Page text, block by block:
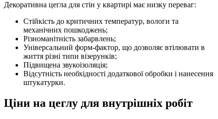
Декоративна цегла для стін у квартирі має низку переваг:
Стійкість до критичних температур, вологи та
механічних пошкоджень;
Різноманітність забарвлень;
Універсальний форм-фактор, що дозволяє втілювати в
життя різні типи візерунків;
Підвищена звукоізоляція;
Відсутність необхідності додаткової обробки і нанесення
штукатурки.
Ціни на цеглу для внутрішніх робіт